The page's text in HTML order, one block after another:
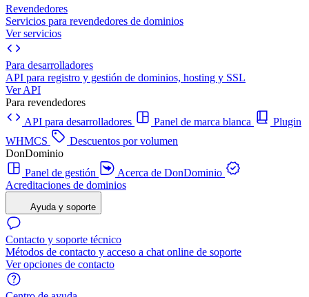
Revendedores
Servicios para revendedores de dominios
Ver servicios
Para desarrolladores
API para registro y gestión de dominios, hosting y SSL
Ver API
Para revendedores
API para desarrolladores
Panel de marca blanca
Plugin
WHMCS
Descuentos por volumen
DonDominio
Panel de gestión
Acerca de DonDominio
Acreditaciones de dominios
Ayuda y soporte
Contacto y soporte técnico
Métodos de contacto y acceso a chat online de soporte
Ver opciones de contacto